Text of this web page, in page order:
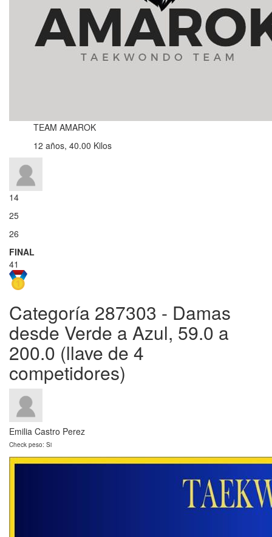
TEAM AMAROK
12 años, 40.00 Kilos
14
25
26
FINAL
41
Categoría 287303 - Damas
desde Verde a Azul, 59.0 a
200.0 (llave de 4
competidores)
Emilia Castro Perez
Check peso: Si